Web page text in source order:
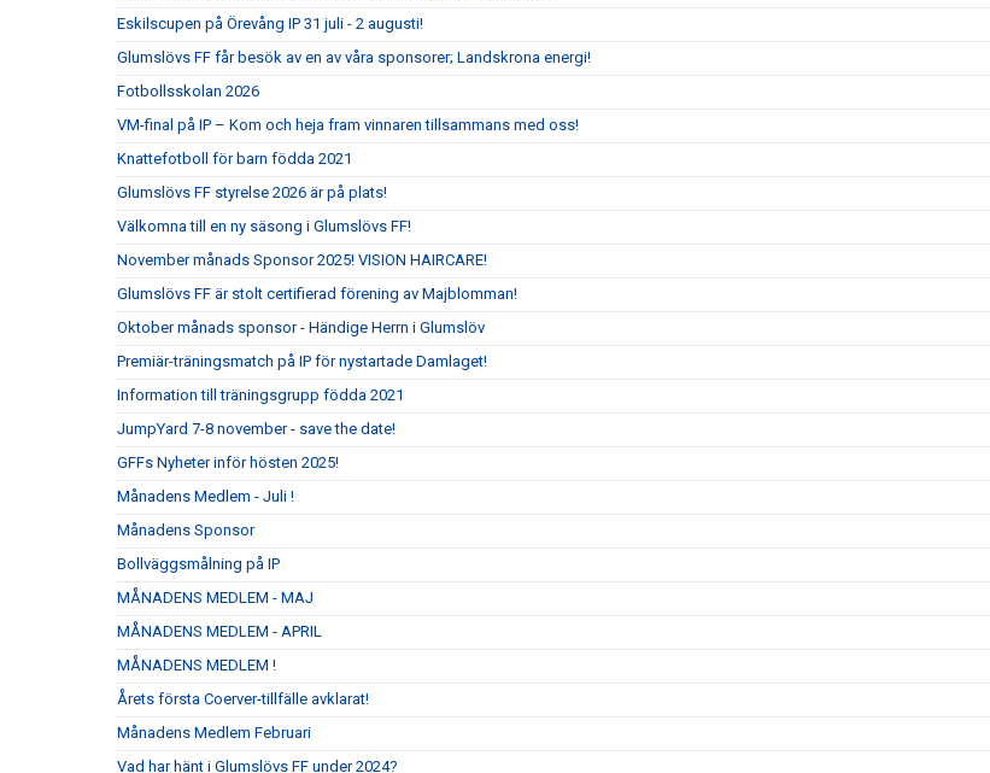
Eskilscupen på Örevång IP 31 juli - 2 augusti!
Glumslövs FF får besök av en av våra sponsorer; Landskrona energi!
Fotbollsskolan 2026
VM-final på IP – Kom och heja fram vinnaren tillsammans med oss!
Knattefotboll för barn födda 2021
Glumslövs FF styrelse 2026 är på plats!
Välkomna till en ny säsong i Glumslövs FF!
November månads Sponsor 2025! VISION HAIRCARE!
Glumslövs FF är stolt certifierad förening av Majblomman!
Oktober månads sponsor - Händige Herrn i Glumslöv
Premiär-träningsmatch på IP för nystartade Damlaget!
Information till träningsgrupp födda 2021
JumpYard 7-8 november - save the date!
GFFs Nyheter inför hösten 2025!
Månadens Medlem - Juli !
Månadens Sponsor
Bollväggsmålning på IP
MÅNADENS MEDLEM - MAJ
MÅNADENS MEDLEM - APRIL
MÅNADENS MEDLEM !
Årets första Coerver-tillfälle avklarat!
Månadens Medlem Februari
Vad har hänt i Glumslövs FF under 2024?